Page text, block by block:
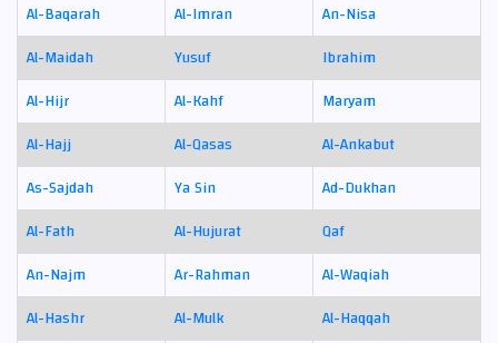
Al-Baqarah Al-Imran
An-Nisa
Al-Maidah
Yusuf
Ibrahim
Al-Hijr
Al-Kahf
Maryam
Al-Hajj
Al-Qasas
Al-Ankabut
As-Sajdah
Ya Sin
Ad-Dukhan
Al-Fath
Al-Hujurat
Qaf
An-Najm
Ar-Rahman
Al-Waqiah
Al-Hashr
Al-Mulk
Al-Haqqah